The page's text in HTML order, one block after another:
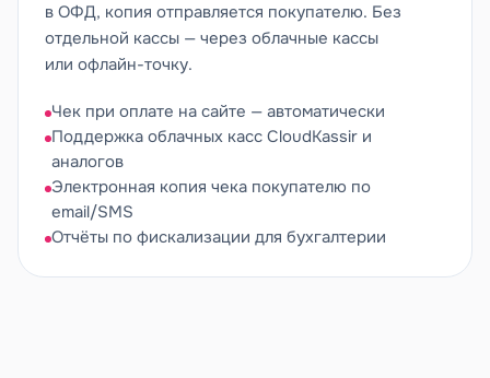
в ОФД, копия отправляется покупателю. Без
отдельной кассы — через облачные кассы
или офлайн-точку.
Чек при оплате на сайте — автоматически
Поддержка облачных касс CloudKassir и
аналогов
Электронная копия чека покупателю по
email/SMS
Отчёты по фискализации для бухгалтерии